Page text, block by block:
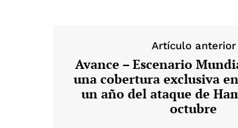
Artículo anterior
Avance – Escenario
una cobertura exclusiva
un año del ataque de
octubre